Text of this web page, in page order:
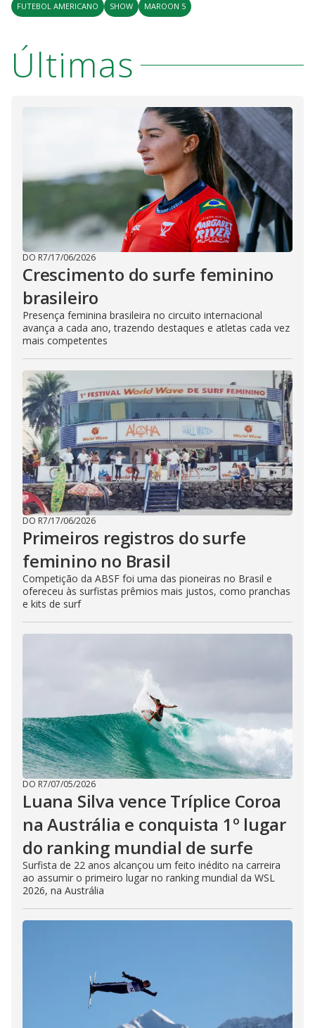
FUTEBOL AMERICANO
SHOW MAROON 5
Últimas
DO R7/17/06/2026
Crescimento do surfe feminino
brasileiro
Presença feminina brasileira no circuito internacional
avança a cada ano, trazendo destaques e atletas cada vez
mais competentes
DO R7/17/06/2026
Primeiros registros do surfe
feminino no Brasil
Competição da ABSF foi uma das pioneiras no Brasil e
ofereceu às surfistas prêmios mais justos, como pranchas
e kits de surf
DO R7/07/05/2026
Luana Silva vence Tríplice Coroa
na Austrália e conquista 1º lugar
do ranking mundial de surfe
Surfista de 22 anos alcançou um feito inédito na carreira
ao assumir o primeiro lugar no ranking mundial da WSL
2026, na Austrália